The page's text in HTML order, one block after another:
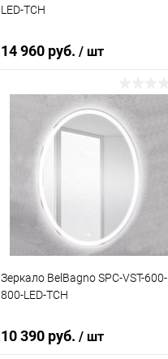
LED-TCH
14 960 руб. / шт
Подписаться
Купить в 1 клик Сравнение
Зеркало BelBagno SPC-VST-600-
800-LED-TCH
10 390 руб. / шт